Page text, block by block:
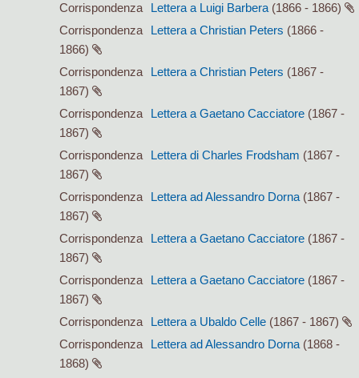
Corrispondenza
Lettera a Luigi Barbera (1866 - 1866)
Corrispondenza
Lettera a Christian Peters (1866 -
1866)
Corrispondenza
Lettera a Christian Peters (1867 -
1867)
Corrispondenza
Lettera a Gaetano Cacciatore (1867 -
1867)
Corrispondenza
Lettera di Charles Frodsham (1867 -
1867)
Corrispondenza
Lettera ad Alessandro Dorna (1867 -
1867)
Corrispondenza
Lettera a Gaetano Cacciatore (1867 -
1867)
Corrispondenza
Lettera a Gaetano Cacciatore (1867 -
1867)
Corrispondenza
Lettera a Ubaldo Celle (1867 - 1867)
Corrispondenza
Lettera ad Alessandro Dorna (1868 -
1868)